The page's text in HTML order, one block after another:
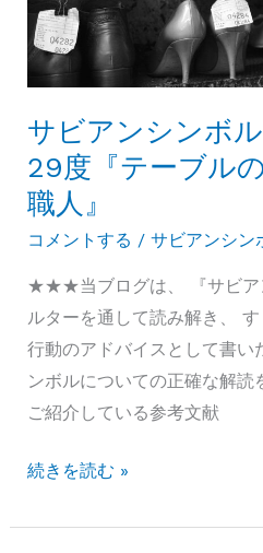
ト』
法・
牡
牛
座
30
度
『古
代
の
芝
地
を
パ
ー
サビアンシンボ
29度『テーブル
職人』
コメントする / サビアンシン
★★★当ブログは、 『サビア
ルターを通して読み解き、
行動のアドバイスとして書い
ンボルについての正確な解読
ご紹介している参考文献
サ
ア
続きを読む »